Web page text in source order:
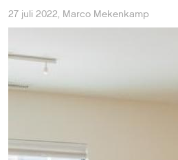
27 juli 2022, Marco Mekenkamp